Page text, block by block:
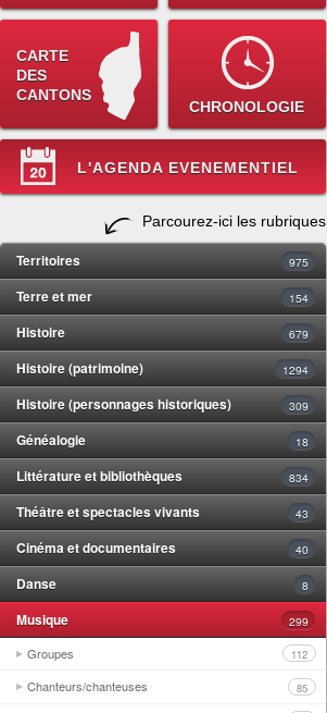
CARTE
DES
CANTONS
CHRONOLOGIE
L'AGENDA EVENEMENTIEL
Parcourez-ici les rubriques
Territoires 975
Terre et mer 154
Histoire 679
Histoire (patrimoine) 1294
Histoire (personnages historiques) 309
Généalogie 18
Littérature et bibliothèques 834
Théâtre et spectacles vivants 43
Cinéma et documentaires 40
Danse 8
Musique 299
Groupes 112
Chanteurs/chanteuses 85